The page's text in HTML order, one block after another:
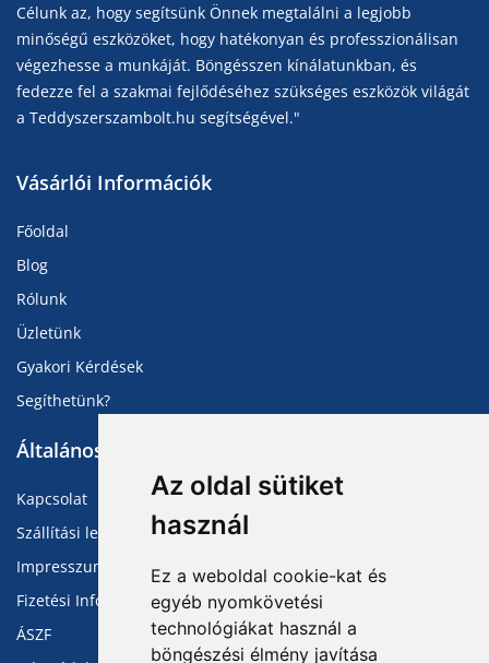
Az oldal sütiket
használ
Ez a weboldal cookie-kat és
egyéb nyomkövetési
technológiákat használ a
böngészési élmény javítása
Célunk az, hogy segítsünk Önnek megtalálni a legjobb
minőségű eszközöket, hogy hatékonyan és professzionálisan
végezhesse a munkáját. Böngésszen kínálatunkban, és
fedezze fel a szakmai fejlődéséhez szükséges eszközök világát
a Teddyszerszambolt.hu segítségével."
Vásárlói Információk
Főoldal
Blog
Rólunk
Üzletünk
Gyakori Kérdések
Segíthetünk?
Általános Információk
Kapcsolat
Szállítási lehetőségek
Impresszum
Fizetési Információk
ÁSZF